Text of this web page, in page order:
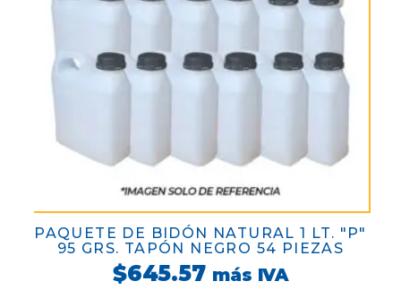
PAQUETE DE BIDÓN NATURAL 1 LT. "P"
95 GRS. TAPÓN NEGRO 54 PIEZAS
$645.57 más IVA